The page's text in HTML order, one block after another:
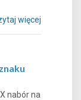
więcej
nabór na